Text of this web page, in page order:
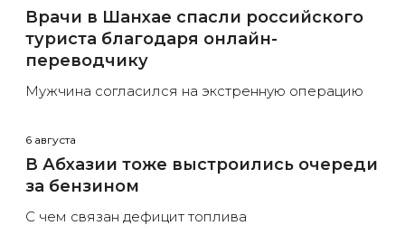
Врачи в Шанхае спасли российского
туриста благодаря онлайн-
переводчику
Мужчина согласился на экстренную операцию
6 августа
В Абхазии тоже выстроились очереди
за бензином
С чем связан дефицит топлива